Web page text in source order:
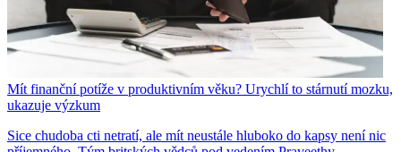
Mít finanční potíže v produktivním věku? Urychlí to stárnutí mozku,
ukazuje výzkum
Sice chudoba cti netratí, ale mít neustále hluboko do kapsy není nic